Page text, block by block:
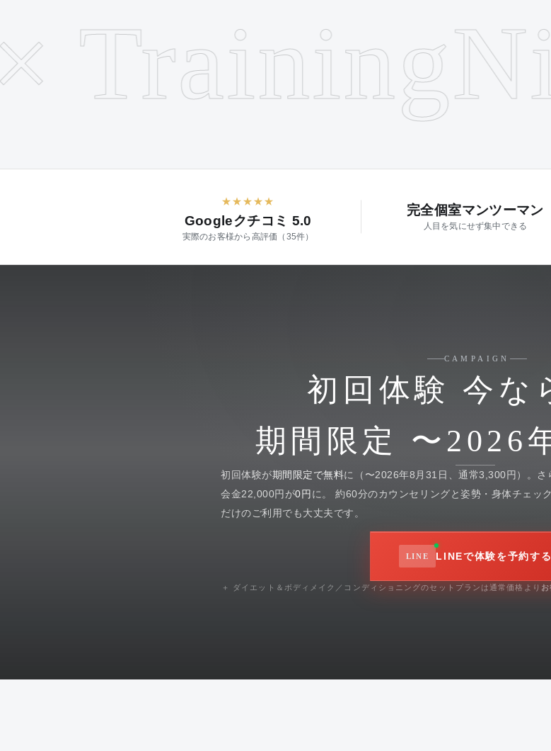
★★★★★
Googleクチコミ 5.0
実際のお客様から高評価（35件）
完全個室マンツーマン
人目を気にせず集中できる
CAMPAIGN
初回体験 今な
期間限定 〜2026
初回体験が期間限定で無料に（〜2026年8月31日、通常3,300円）。さ
会金22,000円が0円 に。 約60分のカウンセリングと姿勢・身体チェッ
だけのご利用でも大丈夫です。
LINEで体験を予約する
＋ ダイエット＆ボディメイク／コンディショニングのセットプランは通常価格より